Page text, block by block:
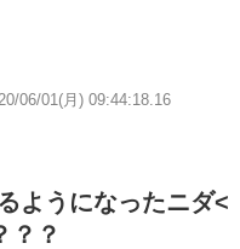
06/01(月) 09:44:18.16
ようになったニダ<
？？